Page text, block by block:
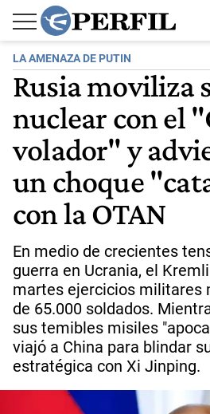
LA AMENAZA DE PUTIN
Rusia moviliza
nuclear con el
volador" y
un choque
con la OTAN
En medio de crecientes
guerra en Ucrania, el
martes ejercicios militares
de 65.000 soldados.
sus temibles misiles
viajó a China para blindar
estratégica con Xi Jinping.